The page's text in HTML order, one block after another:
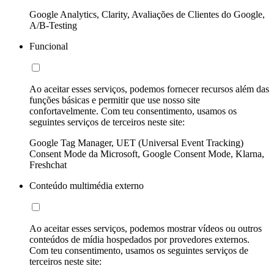
Google Analytics, Clarity, Avaliações de Clientes do Google,
A/B-Testing
Funcional
Ao aceitar esses serviços, podemos fornecer recursos além das
funções básicas e permitir que use nosso site
confortavelmente. Com teu consentimento, usamos os
seguintes serviços de terceiros neste site:
Google Tag Manager, UET (Universal Event Tracking)
Consent Mode da Microsoft, Google Consent Mode, Klarna,
Freshchat
Conteúdo multimédia externo
Ao aceitar esses serviços, podemos mostrar vídeos ou outros
conteúdos de mídia hospedados por provedores externos.
Com teu consentimento, usamos os seguintes serviços de
terceiros neste site: